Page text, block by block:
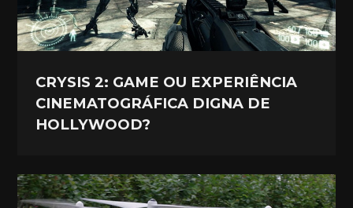
CRYSIS 2: GAME OU EXPERIÊNCIA
CINEMATOGRÁFICA DIGNA DE
HOLLYWOOD?